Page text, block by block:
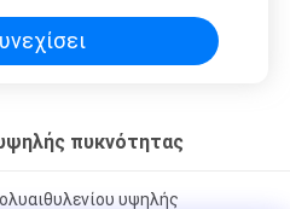
πυκνότητας
υψηλής